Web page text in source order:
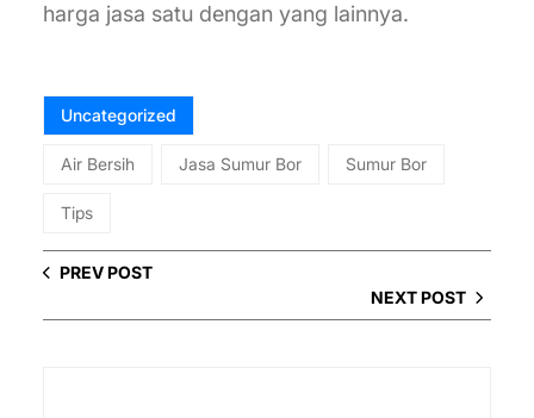
harga jasa satu dengan yang lainnya.
Uncategorized
Air Bersih Jasa Sumur Bor Sumur Bor
Tips
PREV POST
NEXT POST